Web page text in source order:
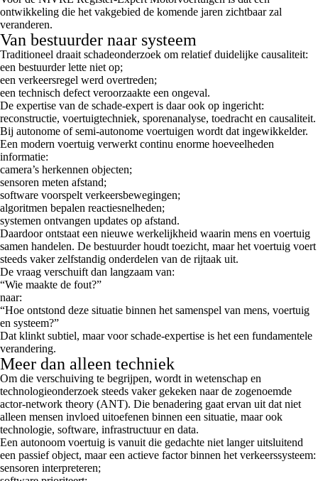
ontwikkeling die het vakgebied de komende jaren zichtbaar zal
veranderen.
Van bestuurder naar systeem
Traditioneel draait schadeonderzoek om relatief duidelijke causaliteit:
een bestuurder lette niet op;
een verkeersregel werd overtreden;
een technisch defect veroorzaakte een ongeval.
De expertise van de schade-expert is daar ook op ingericht:
reconstructie, voertuigtechniek, sporenanalyse, toedracht en causaliteit.
Bij autonome of semi-autonome voertuigen wordt dat ingewikkelder.
Een modern voertuig verwerkt continu enorme hoeveelheden
informatie:
camera’s herkennen objecten;
sensoren meten afstand;
software voorspelt verkeersbewegingen;
algoritmen bepalen reactiesnelheden;
systemen ontvangen updates op afstand.
Daardoor ontstaat een nieuwe werkelijkheid waarin mens en voertuig
samen handelen. De bestuurder houdt toezicht, maar het voertuig voert
steeds vaker zelfstandig onderdelen van de rijtaak uit.
De vraag verschuift dan langzaam van:
“Wie maakte de fout?”
naar:
“Hoe ontstond deze situatie binnen het samenspel van mens, voertuig
en systeem?”
Dat klinkt subtiel, maar voor schade-expertise is het een fundamentele
verandering.
Meer dan alleen techniek
Om die verschuiving te begrijpen, wordt in wetenschap en
technologieonderzoek steeds vaker gekeken naar de zogenoemde
actor-network theory (ANT). Die benadering gaat ervan uit dat niet
alleen mensen invloed uitoefenen binnen een situatie, maar ook
technologie, software, infrastructuur en data.
Een autonoom voertuig is vanuit die gedachte niet langer uitsluitend
een passief object, maar een actieve factor binnen het verkeerssysteem:
sensoren interpreteren;